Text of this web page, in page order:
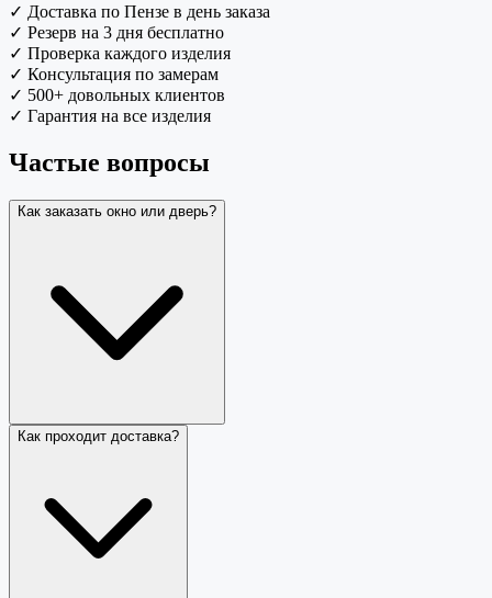
✓ Доставка по Пензе в день заказа
✓ Резерв на 3 дня бесплатно
✓ Проверка каждого изделия
✓ Консультация по замерам
✓ 500+ довольных клиентов
✓ Гарантия на все изделия
Частые вопросы
Как заказать окно или дверь?
Как проходит доставка?